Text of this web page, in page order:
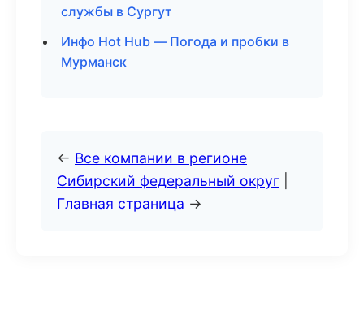
службы в Сургут
Инфо Hot Hub — Погода и пробки в
Мурманск
← Все компании в регионе
Сибирский федеральный округ
Главная страница →